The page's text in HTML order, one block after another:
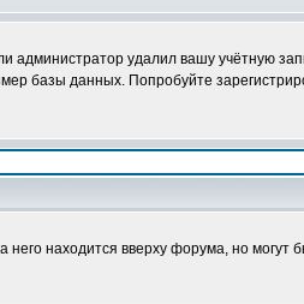
администратор удалил вашу учётную
базы данных. Попробуйте
него находится вверху форума, но могут